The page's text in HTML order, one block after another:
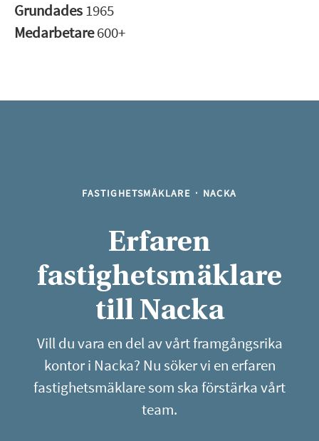
Grundades1965
Medarbetare600+
FASTIGHETSMÄKLARE · NACKA
Erfaren
fastighetsmäklare
till Nacka
Vill du vara en del av vårt framgångsrika
kontor i Nacka? Nu söker vi en erfaren
fastighetsmäklare som ska förstärka vårt
team.